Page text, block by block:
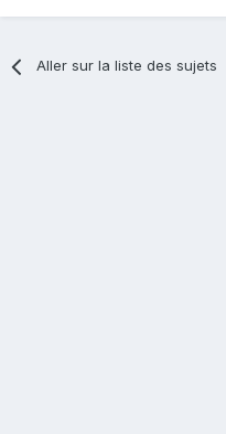
Aller sur la liste des sujets